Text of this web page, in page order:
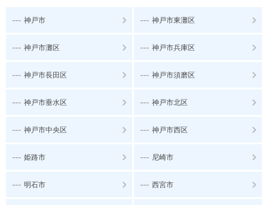
--- 神戸市 --- 神戸市東灘区
--- 神戸市灘区 --- 神戸市兵庫区
--- 神戸市長田区 --- 神戸市須磨区
--- 神戸市垂水区 --- 神戸市北区
--- 神戸市中央区 --- 神戸市西区
--- 姫路市 --- 尼崎市
--- 明石市 --- 西宮市